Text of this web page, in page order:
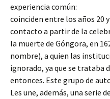
experiencia común:
coinciden entre los años 20
contacto a partir de la
la muerte de Góngora, en
nombre), a quien las
ignorado, ya que se trataba
entonces. Este grupo de
Les une, además, una serie